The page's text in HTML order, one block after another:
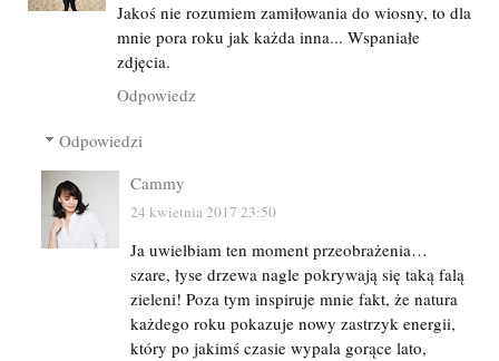
Jakoś nie rozumiem zamiłowania do wiosny, to dla
mnie pora roku jak każda inna... Wspaniałe
zdjęcia.
Odpowiedz
Odpowiedzi
Cammy
24 kwietnia 2017 23:50
Ja uwielbiam ten moment przeobrażenia…
szare, łyse drzewa nagle pokrywają się taką falą
zieleni! Poza tym inspiruje mnie fakt, że natura
każdego roku pokazuje nowy zastrzyk energii,
który po jakimś czasie wypala gorące lato,